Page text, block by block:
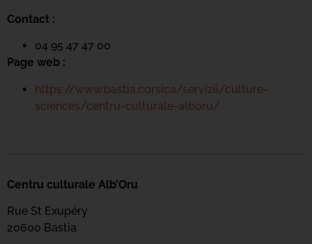
Contact :
04 95 47 47 00
Page web :
https://www.bastia.corsica/servizii/culture-
sciences/centru-culturale-alboru/
Centru culturale Alb’Oru
Rue St Exupéry
20600 Bastia